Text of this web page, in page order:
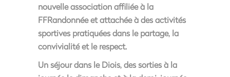
nouvelle association affiliée à la
FFRandonnée et attachée à des activités
sportives pratiquées dans le partage, la
convivialité et le respect.
Un séjour dans le Diois, des sorties à la